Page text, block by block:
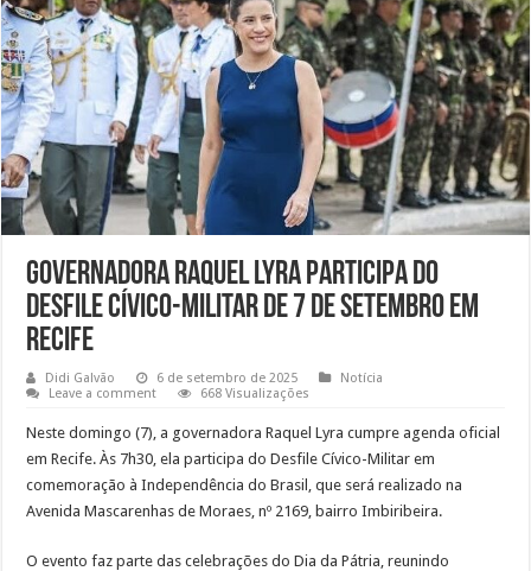
Governadora Raquel Lyra participa do
Desfile Cívico-Militar de 7 de Setembro em
Recife
Didi Galvão 6 de setembro de 2025
Notícia
Leave a comment
668 Visualizações
Neste domingo (7), a governadora Raquel Lyra cumpre agenda oficial
em Recife. Às 7h30, ela participa do Desfile Cívico-Militar em
comemoração à Independência do Brasil, que será realizado na
Avenida Mascarenhas de Moraes, nº 2169, bairro Imbiribeira.
O evento faz parte das celebrações do Dia da Pátria, reunindo